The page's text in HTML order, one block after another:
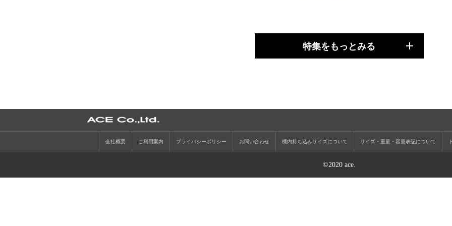
特集をもっとみる
会社概要 ご利用案内 プライバシーポリシー お問い合わせ 機内持ち込みサイズについて サイズ・重量・容量表記について
©2020 ace.